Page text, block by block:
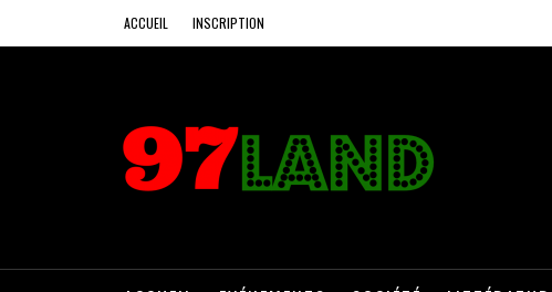
ACCUEIL INSCRIPTION